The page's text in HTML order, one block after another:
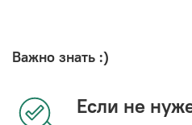
Важно знать :)
Если не